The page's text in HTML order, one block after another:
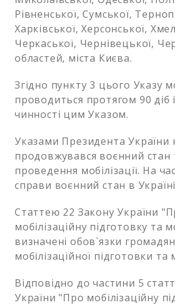
Рівненської, Сумської,
Харківської, Херсонської,
Черкаської, Чернівецької,
областей, міста Києва.
Згідно пункту 3 цього Указу
проводиться протягом 90 діб
чинності цим Указом.
Указами Президента України
продовжувався воєнний стан
проведення мобілізації. На
справи воєнний стан в
Статтею 22 Закону України
мобілізаційну підготовку та
визначені обов`язки
мобілізаційної підготовки та
Відповідно до частини 5
України "Про мобілізаційну